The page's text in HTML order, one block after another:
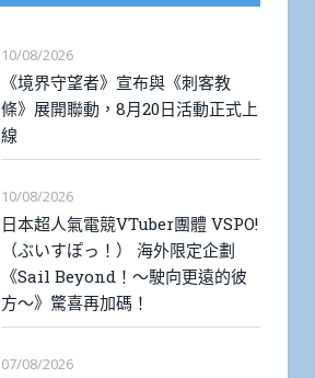
10/08/2026
《境界守望者》宣布與《刺客教
條》展開聯動，8月20日活動正式上
線
10/08/2026
日本超人氣電競VTuber團體 VSPO!
（ぶいすぽっ！） 海外限定企劃
《Sail Beyond！～駛向更遠的彼
方～》驚喜再加碼！
07/08/2026